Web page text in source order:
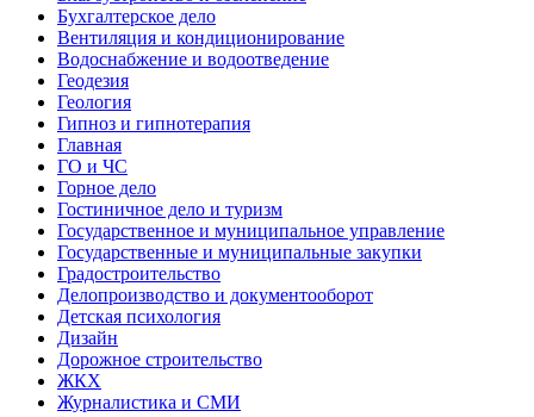
Бухгалтерское дело
Вентиляция и кондиционирование
Водоснабжение и водоотведение
Геодезия
Геология
Гипноз и гипнотерапия
Главная
ГО и ЧС
Горное дело
Гостиничное дело и туризм
Государственное и муниципальное управление
Государственные и муниципальные закупки
Градостроительство
Делопроизводство и документооборот
Детская психология
Дизайн
Дорожное строительство
ЖКХ
Журналистика и СМИ